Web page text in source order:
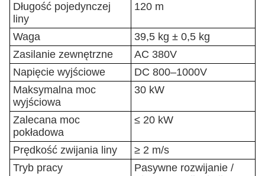
Długość pojedynczej
liny
120 m
Waga
39,5 kg ± 0,5 kg
Zasilanie zewnętrzne
AC 380V
Napięcie wyjściowe
DC 800–1000V
Maksymalna moc
wyjściowa
30 kW
Zalecana moc
pokładowa
≤ 20 kW
Prędkość zwijania liny
≥ 2 m/s
Tryb pracy
Pasywne rozwijanie /